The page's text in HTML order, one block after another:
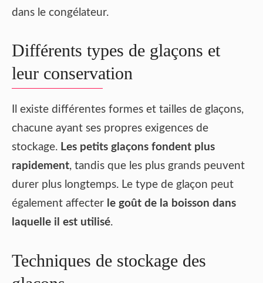
dans le congélateur.
Différents types de glaçons et
leur conservation
Il existe différentes formes et tailles de glaçons,
chacune ayant ses propres exigences de
stockage. Les petits glaçons fondent plus
rapidement, tandis que les plus grands peuvent
durer plus longtemps. Le type de glaçon peut
également affecter le goût de la boisson dans
laquelle il est utilisé.
Techniques de stockage des